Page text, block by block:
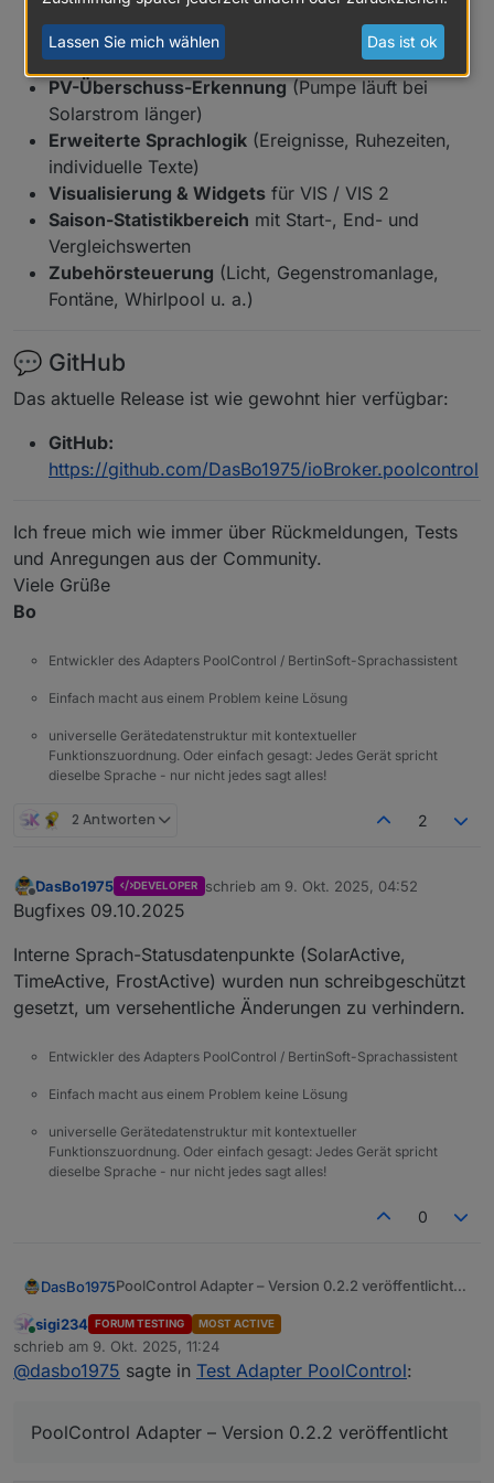
Heizungs- / Wärmepumpen-Logik
mit Ziel- und
Max-Temperatur
PV-Überschuss-Erkennung(Pumpe läuft bei
Solarstrom länger)
Erweiterte Sprachlogik (Ereignisse, Ruhezeiten,
individuelle Texte)
Visualisierung & Widgets für VIS / VIS 2
Saison-Statistikbereich mit Start-, End- und
Vergleichswerten
Zubehörsteuerung (Licht, Gegenstromanlage,
Fontäne, Whirlpool u. a.)
💬 GitHub
Das aktuelle Release ist wie gewohnt hier verfügbar:
GitHub:
https://github.com/DasBo1975/ioBroker.poolcontrol
Ich freue mich wie immer über Rückmeldungen, Tests
und Anregungen aus der Community.
Viele Grüße
Bo
Entwickler des Adapters PoolControl / BertinSoft-Sprachassistent
Einfach macht aus einem Problem keine Lösung
universelle Gerätedatenstruktur mit kontextueller
Funktionszuordnung. Oder einfach gesagt: Jedes Gerät spricht
dieselbe Sprache - nur nicht jedes sagt alles!
2 Antworten 2
Offline
DasBo1975 DEVELOPER schrieb am 9. Okt. 2025, 04:52
zuletzt editiert von
Bugfixes 09.10.2025
Interne Sprach-Statusdatenpunkte (SolarActive,
TimeActive, FrostActive) wurden nun schreibgeschützt
gesetzt, um versehentliche Änderungen zu verhindern.
Entwickler des Adapters PoolControl / BertinSoft-Sprachassistent
Einfach macht aus einem Problem keine Lösung
universelle Gerätedatenstruktur mit kontextueller
Funktionszuordnung. Oder einfach gesagt: Jedes Gerät spricht
dieselbe Sprache - nur nicht jedes sagt alles!
0
DasBo1975PoolControl Adapter – Version 0.2.2 veröffentlicht
Hallo zusammen,
ich habe soeben die neue Version
AdaptersioBroker.poolcontrolaufGitHubund
Puzzleteil für die manuelle und automatische
Steuerung des Pools mit:
Online
sigi234 FORUM TESTING MOST ACTIVE
schrieb am 9. Okt. 2025, 11:24
zuletzt editiert von
@dasbo1975 sagte in Test Adapter PoolControl:
PoolControl Adapter – Version 0.2.2 veröffentlicht
Lassen Sie mich wählen Das ist ok